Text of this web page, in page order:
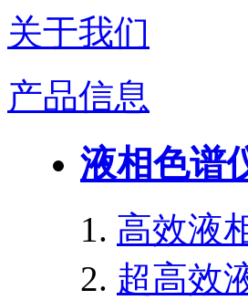
关于我们
产品信息
液相色谱
高效液
超高效